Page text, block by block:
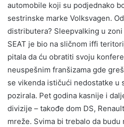
automobile koji su podjednako
sestrinske marke Volksvagen.
distributera? Sleepvalking u
SEAT je bio na sličnom iffi
pitala da ću obratiti svoju
neuspešnim franšizama gde
se vikenda ističući nedostatke u
pozirala. Pet godina kasnije i
divizije – takođe dom DS,
mreže. Svima bi trebalo da